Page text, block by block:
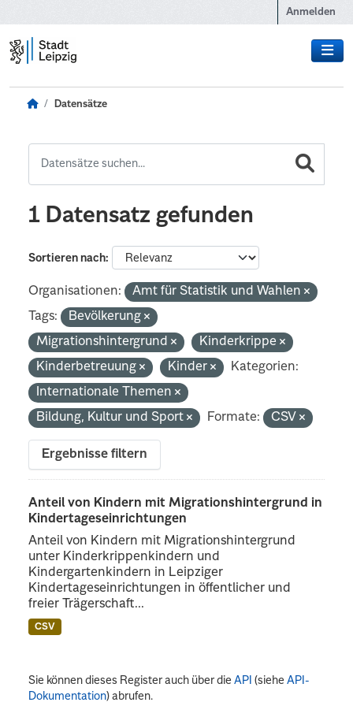
Anmelden
Datensätze
1 Datensatz gefunden
Sortieren nach
Organisationen:
Amt für Statistik und Wahlen
Tags:
Bevölkerung
Migrationshintergrund
Kinderkrippe
Kinderbetreuung
Kinder
Kategorien:
Internationale Themen
Bildung, Kultur und Sport
Formate: CSV
Ergebnisse filtern
Anteil von Kindern mit Migrationshintergrund in
Kindertageseinrichtungen
Anteil von Kindern mit Migrationshintergrund
unter Kinderkrippenkindern und
Kindergartenkindern in Leipziger
Kindertageseinrichtungen in öffentlicher und
freier Trägerschaft...
CSV
Sie können dieses Register auch über dieAPI (sieheAPI-
Dokumentation) abrufen.